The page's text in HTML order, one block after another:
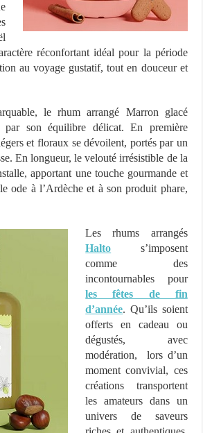
réconfortant idéal pour la période
au voyage gustatif, tout en douceur et
le rhum arrangé Marron glacé
par son équilibre délicat. En première
et floraux se dévoilent, portés par un
En longueur, le velouté irrésistible de la
apportant une touche gourmande et
ode à l’Ardèche et à son produit phare,
Les rhums arrangés
Halto s’imposent
comme des
incontournables pour
les fêtes de fin
d’année. Qu’ils soient
offerts en cadeau ou
dégustés, avec
modération, lors d’un
moment convivial, ces
créations transportent
les amateurs dans un
univers de saveurs